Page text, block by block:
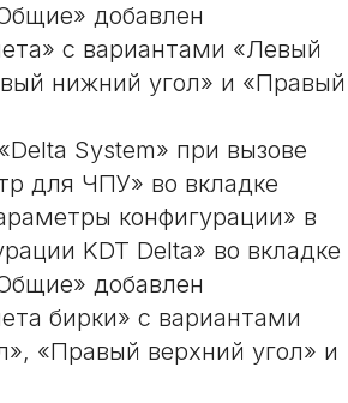
добавлен
с вариантами «Левый
нижний угол» и «Правый
System» при вызове
для ЧПУ» во вкладке
конфигурации» в
KDT Delta» во вкладке
добавлен
бирки» с вариантами
«Правый верхний угол» и